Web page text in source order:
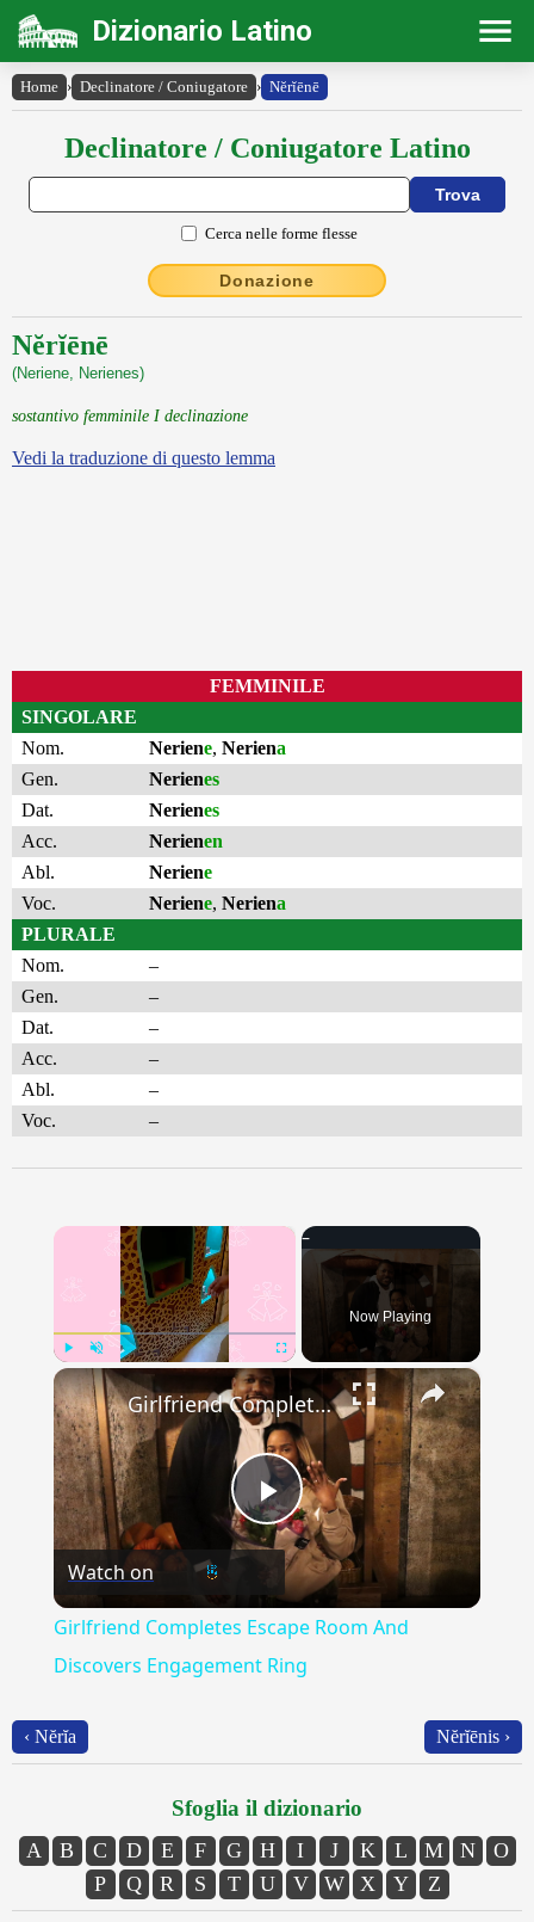
Dizionario Latino
Home › Declinatore / Coniugatore › Nĕrĭēnē
Declinatore / Coniugatore Latino
Cerca nelle forme flesse
Donazione
Nĕrĭēnē
(Neriene, Nerienes)
sostantivo femminile I declinazione
Vedi la traduzione di questo lemma
FEMMINILE
SINGOLARE
Nom.
Neriene, Neriena
Gen.
Nerienes
Dat.
Nerienes
Acc.
Nerienen
Abl.
Neriene
Voc.
Neriene, Neriena
PLURALE
Nom.
–
Gen.
–
Dat.
–
Acc.
–
Abl.
–
Voc.
–
×
Unmute Fullscreen
Now Playing
×
Play
Video
Girlfriend Completes Escape Room And Discovers Engagement Ring
Watch on
Girlfriend Completes Escape Room And
Discovers Engagement Ring
‹ Nĕrĭa Nĕrĭēnis ›
Sfoglia il dizionario
A B C D E F G H I J K L M N
O
P
Q R S T U V W X Y Z